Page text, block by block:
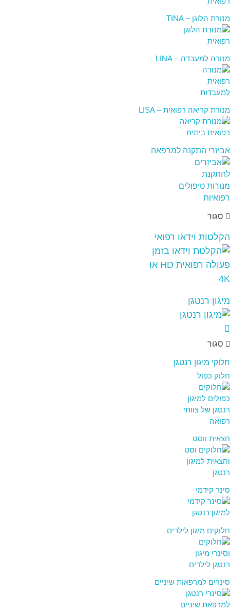
מנורת הלוגן – TINA
מנורה למעבדה – LINA
מנורת קריאה רפואית – LISA
אביזרי התקנה למרפאה
סגור
הקלטות וידאו רפואי
מיגון רנטגן
סגור
חלוקי מיגון רנטגן
חלוק כפול
חצאית ווסט
סינר קידמי
חלוקים מיגון לילדים
סינרים למרפאות שיניים